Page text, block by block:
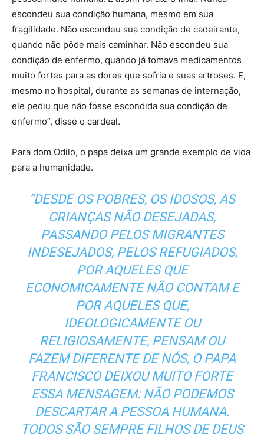
escondeu sua condição humana, mesmo em sua
fragilidade. Não escondeu sua condição de cadeirante,
quando não pôde mais caminhar. Não escondeu sua
condição de enfermo, quando já tomava medicamentos
muito fortes para as dores que sofria e suas artroses. E,
mesmo no hospital, durante as semanas de internação,
ele pediu que não fosse escondida sua condição de
enfermo”, disse o cardeal.
Para dom Odilo, o papa deixa um grande exemplo de vida
para a humanidade.
“DESDE OS POBRES, OS IDOSOS, AS
CRIANÇAS NÃO DESEJADAS,
PASSANDO PELOS MIGRANTES
INDESEJADOS, PELOS REFUGIADOS,
POR AQUELES QUE
ECONOMICAMENTE NÃO CONTAM E
POR AQUELES QUE,
IDEOLOGICAMENTE OU
RELIGIOSAMENTE, PENSAM OU
FAZEM DIFERENTE DE NÓS, O PAPA
FRANCISCO DEIXOU MUITO FORTE
ESSA MENSAGEM: NÃO PODEMOS
DESCARTAR A PESSOA HUMANA.
TODOS SÃO SEMPRE FILHOS DE DEUS